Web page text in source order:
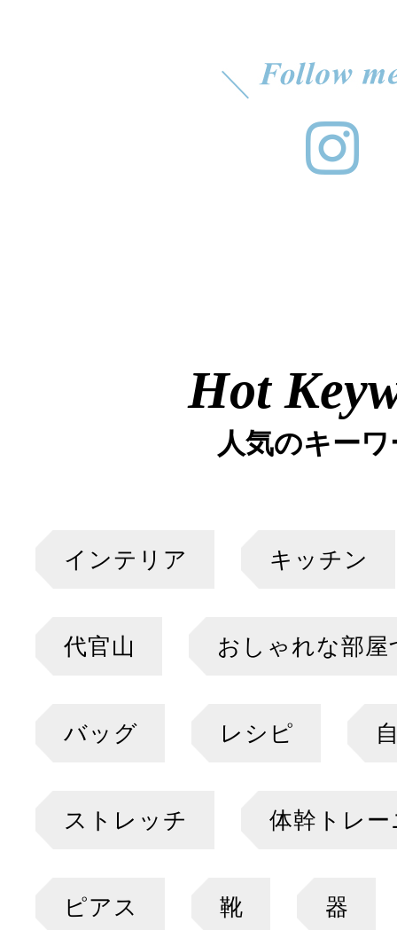
Hot
人気のキー
インテリア キッチン
代官山 おしゃれな部屋
バッグ レシピ
ストレッチ 体幹トレ
ピアス 靴 器